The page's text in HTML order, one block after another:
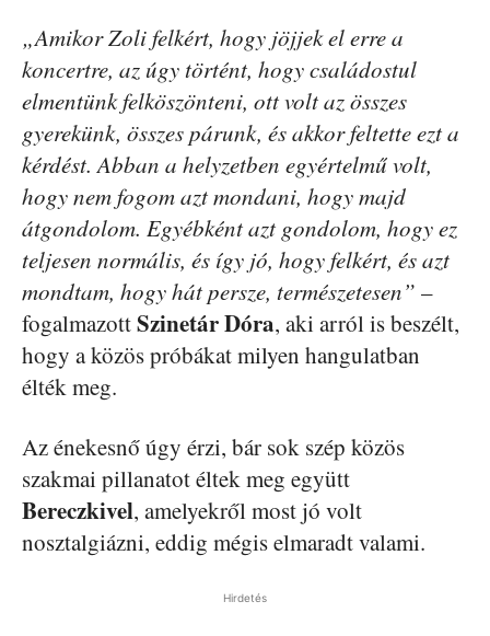
„Amikor Zoli felkért, hogy jöjjek el erre a
koncertre, az úgy történt, hogy családostul
elmentünk felköszönteni, ott volt az összes
gyerekünk, összes párunk, és akkor feltette ezt a
kérdést. Abban a helyzetben egyértelmű volt,
hogy nem fogom azt mondani, hogy majd
átgondolom. Egyébként azt gondolom, hogy ez
teljesen normális, és így jó, hogy felkért, és azt
mondtam, hogy hát persze, természetesen” –
fogalmazottSzinetár Dóra, aki arról is beszélt,
hogy a közös próbákat milyen hangulatban
élték meg.
Az énekesnő úgy érzi, bár sok szép közös
szakmai pillanatot éltek meg együtt
Bereczkivel, amelyekről most jó volt
nosztalgiázni, eddig mégis elmaradt valami.
Hirdetés